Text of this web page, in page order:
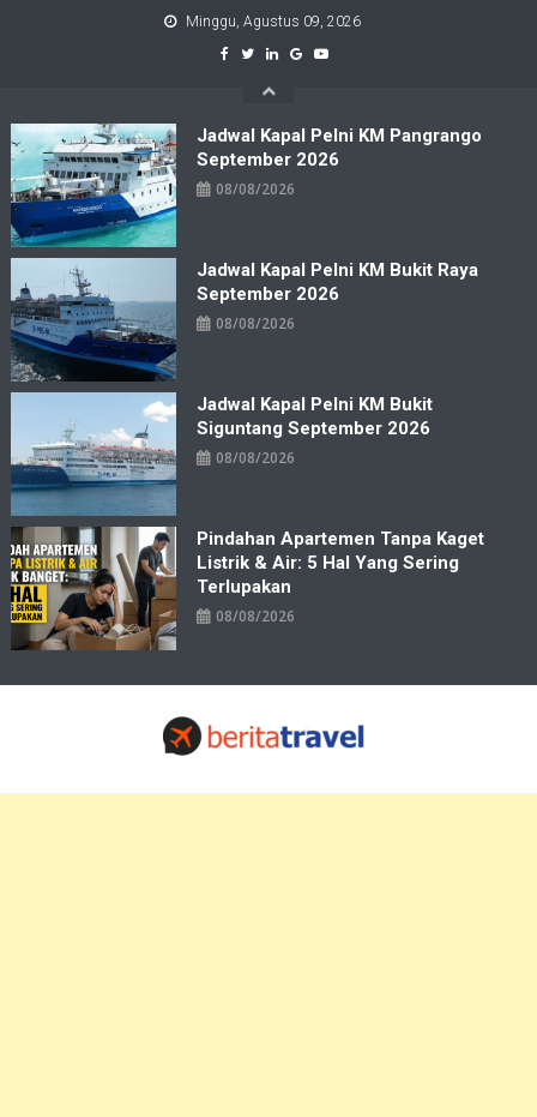
Minggu, Agustus 09, 2026
Jadwal Kapal Pelni KM Pangrango
September 2026
08/08/2026
Jadwal Kapal Pelni KM Bukit Raya
September 2026
08/08/2026
Jadwal Kapal Pelni KM Bukit
Siguntang September 2026
08/08/2026
Pindahan Apartemen Tanpa Kaget
Listrik & Air: 5 Hal Yang Sering
Terlupakan
08/08/2026
Travelbiz